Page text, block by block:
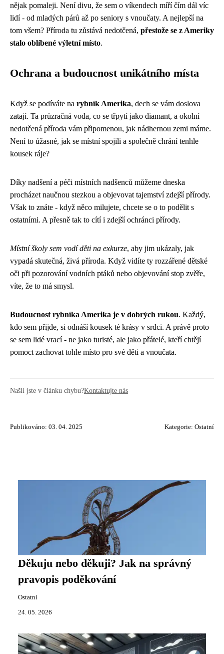
nějak pomaleji. Není divu, že sem o víkendech míří čím dál víc
lidí - od mladých párů až po seniory s vnoučaty. A nejlepší na
tom všem? Příroda tu zůstává nedotčená, přestože se z Ameriky
stalo oblíbené výletní místo.
Ochrana a budoucnost unikátního místa
Když se podíváte na rybník Amerika, dech se vám doslova
zatají. Ta průzračná voda, co se třpytí jako diamant, a okolní
nedotčená příroda vám připomenou, jak nádhernou zemi máme.
Není to úžasné, jak se místní spojili a společně chrání tenhle
kousek ráje?
Díky nadšení a péči místních nadšenců můžeme dneska
procházet naučnou stezkou a objevovat tajemství zdejší přírody.
Však to znáte - když něco milujete, chcete se o to podělit s
ostatními. A přesně tak to cítí i zdejší ochránci přírody.
Místní školy sem vodí děti na exkurze, aby jim ukázaly, jak
vypadá skutečná, živá příroda. Když vidíte ty rozzářené dětské
oči při pozorování vodních ptáků nebo objevování stop zvěře,
víte, že to má smysl.
Budoucnost rybníka Amerika je v dobrých rukou. Každý,
kdo sem přijde, si odnáší kousek té krásy v srdci. A právě proto
se sem lidé vrací - ne jako turisté, ale jako přátelé, kteří chtějí
pomoct zachovat tohle místo pro své děti a vnoučata.
Našli jste v článku chybu?Kontaktujte nás
Publikováno: 03. 04. 2025 Kategorie: Ostatní
Děkuju nebo děkuji? Jak na správný
pravopis poděkování
Ostatní
24. 05. 2026